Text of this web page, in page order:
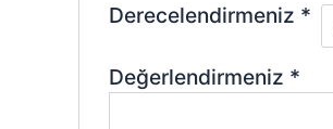
Derecelendirmeniz *
Değerlendirmeniz *